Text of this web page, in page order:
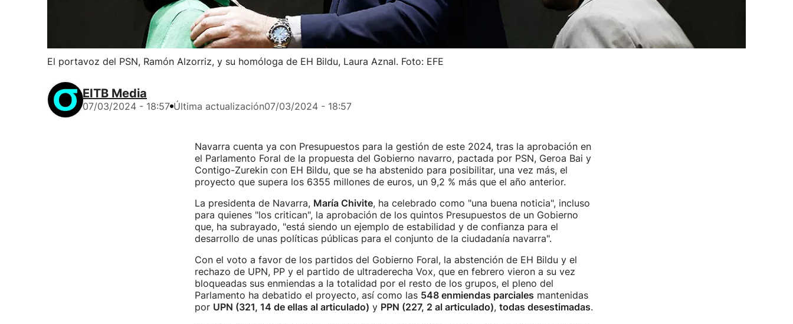
El portavoz del PSN, Ramón Alzorriz, y su homóloga de EH Bildu, Laura Aznal. Foto: EFE
EITB Media
07/03/2024 - 18:57 Última actualización07/03/2024 - 18:57
Navarra cuenta ya con Presupuestos para la gestión de este 2024, tras la aprobación en
el Parlamento Foral de la propuesta del Gobierno navarro, pactada por PSN, Geroa Bai y
Contigo-Zurekin con EH Bildu, que se ha abstenido para posibilitar, una vez más, el
proyecto que supera los 6355 millones de euros, un 9,2 % más que el año anterior.
La presidenta de Navarra, María Chivite, ha celebrado como "una buena noticia", incluso
para quienes "los critican", la aprobación de los quintos Presupuestos de un Gobierno
que, ha subrayado, "está siendo un ejemplo de estabilidad y de confianza para el
desarrollo de unas políticas públicas para el conjunto de la ciudadanía navarra".
Con el voto a favor de los partidos del Gobierno Foral, la abstención de EH Bildu y el
rechazo de UPN, PP y el partido de ultraderecha Vox, que en febrero vieron a su vez
bloqueadas sus enmiendas a la totalidad por el resto de los grupos, el pleno del
Parlamento ha debatido el proyecto, así como las 548 enmiendas parciales mantenidas
por UPN (321, 14 de ellas al articulado) y PPN (227, 2 al articulado), todas desestimadas.